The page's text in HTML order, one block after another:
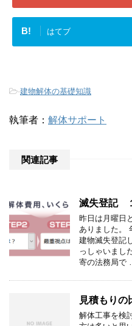
B! はてブ
-建物解体の基礎知識
執筆者： 解体サポート
関連記事
滅失登記
昨日は月曜日
ありました。
建物滅失登記
っしゃいまし
寄の法務局で …
見積もりの
解体工事を検